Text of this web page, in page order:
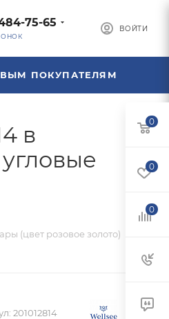
ВОЙТИ
75-65
ПОКУПАТЕЛЯМ
в
(цвет розовое золото)
201012814
0
0
0